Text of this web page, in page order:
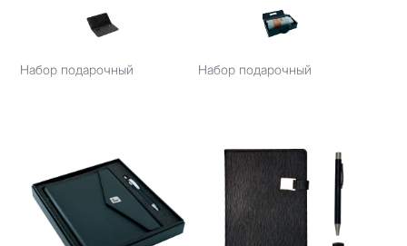
Набор подарочный Набор подарочный